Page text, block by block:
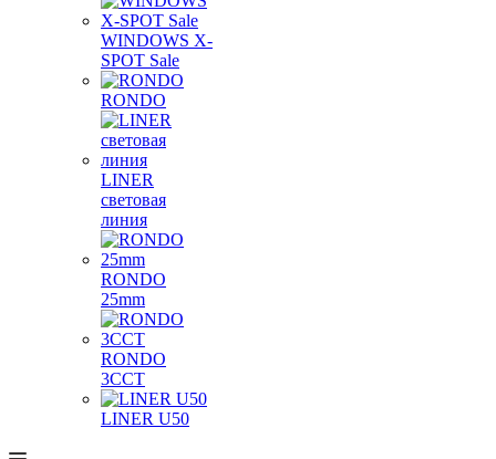
WINDOWS X-
SPOT Sale
RONDO
LINER
световая
линия
RONDO
25mm
RONDO
3CCT
LINER U50